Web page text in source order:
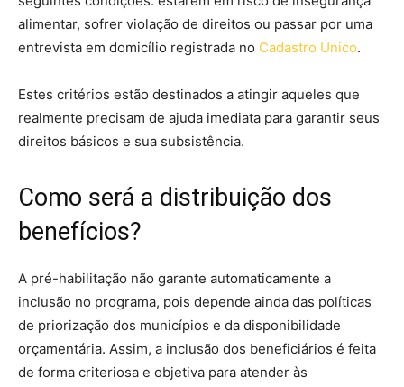
alimentar, sofrer violação de direitos ou passar por uma
entrevista em domicílio registrada no Cadastro Único.
Estes critérios estão destinados a atingir aqueles que
realmente precisam de ajuda imediata para garantir seus
direitos básicos e sua subsistência.
Como será a distribuição dos
benefícios?
A pré-habilitação não garante automaticamente a
inclusão no programa, pois depende ainda das políticas
de priorização dos municípios e da disponibilidade
orçamentária. Assim, a inclusão dos beneficiários é feita
de forma criteriosa e objetiva para atender às